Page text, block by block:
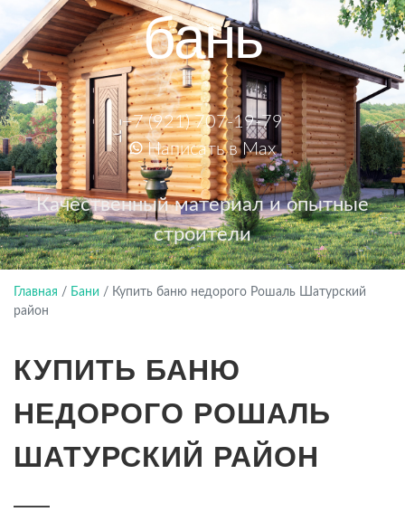
бань
+7 (921) 707-19-79
Написать в Max
Качественный материал и опытные
строители
Главная / Бани / Купить баню недорого Рошаль Шатурский
район
КУПИТЬ БАНЮ
НЕДОРОГО РОШАЛЬ
ШАТУРСКИЙ РАЙОН